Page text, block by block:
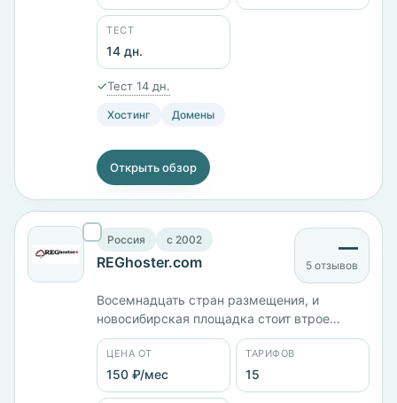
ТЕСТ
14 дн.
✓Тест 14 дн.
Хостинг Домены
Открыть обзор
Россия c 2002
REGhoster.com
—
5 отзывов
Восемнадцать стран размещения, и
новосибирская площадка стоит втрое
дороже базовой: VDS-1 с 522 МБ памяти —
100 ₽/мес против 299 ₽/мес в
Новосибирске, VDS-2 с 1 ГБ — 180 против
450 ₽/мес. Пятнадцать тарифов от 150 ₽/
ЦЕНА ОТ
150 ₽/мес
ТАРИФОВ
15